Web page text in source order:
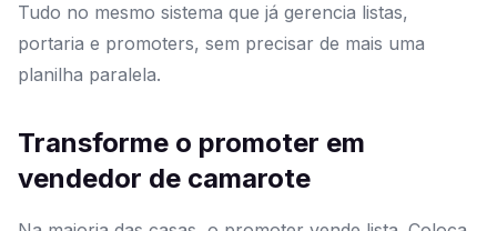
Tudo no mesmo sistema que já gerencia listas,
portaria e promoters, sem precisar de mais uma
planilha paralela.
Transforme o promoter em
vendedor de camarote